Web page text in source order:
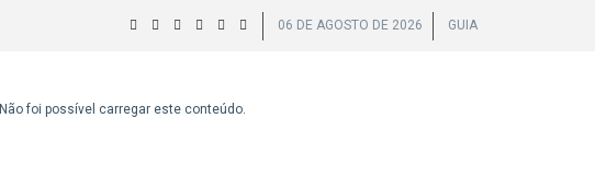
06 DE AGOSTO DE 2026 GUIA
Não foi possível carregar este conteúdo.